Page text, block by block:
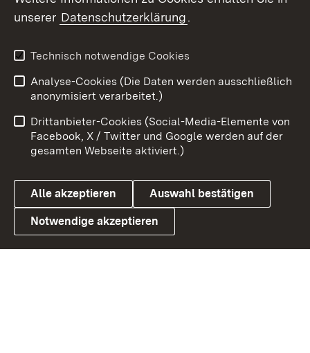
Youtube
Link zum Landesportal
Impressum
Kontakt
Barrierefreiheit
Datenschutz
Cookies
unserer Datenschutzerklärung.
Technisch notwendige Cookies
Analyse-Cookies (Die Daten werden ausschließlich
anonymisiert verarbeitet.)
Drittanbieter-Cookies (Social-Media-Elemente von
Facebook, X / Twitter und Google werden auf der
gesamten Webseite aktiviert.)
Alle akzeptieren Auswahl bestätigen
Notwendige akzeptieren